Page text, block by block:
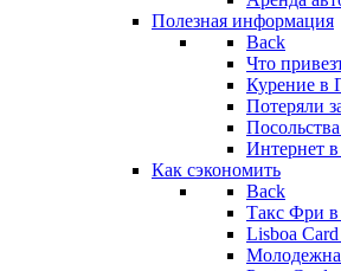
Полезная информация
Back
Что
Курение в
Потеряли
Интернет
Как сэкономить
Back
Такс Фри в
Lisboa